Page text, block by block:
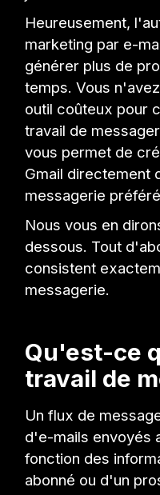
Heureusement,
marketing par e-
générer plus de
temps. Vous
outil coûteux pour
travail de
vous permet de
Gmail directement
messagerie
Nous vous en
dessous. Tout
consistent
messagerie.
Qu'est-ce
travail de
Un flux de
d'e-mails envoyés
fonction des
abonné ou d'un